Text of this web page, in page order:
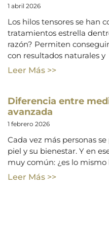
1 abril 2026
Los hilos tensores se han
tratamientos estrella
razón? Permiten
con resultados naturales y
Leer Más >>
Diferencia entre
avanzada
1 febrero 2026
Cada vez más personas
piel y su bienestar. Y en
muy común: ¿es lo
Leer Más >>